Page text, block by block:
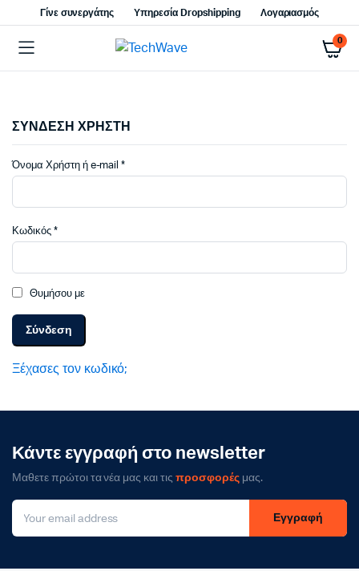
Γίνε συνεργάτης Υπηρεσία Dropshipping Λογαριασμός
0
ΣΥΝΔΕΣΗ ΧΡΗΣΤΗ
Όνομα Χρήστη ή e-mail*Απαιτείται
Κωδικός *Απαιτείται
Θυμήσου με
Σύνδεση
Ξέχασες τον κωδικό;
Κάντε εγγραφή στο newsletter
Μαθετε πρώτοι τα νέα μας και τιςπροσφορέςμας.
Εγγραφή